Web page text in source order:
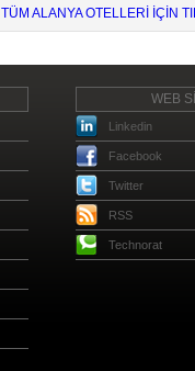
TÜM ALANYA OTELLERI IÇIN
WEB
Linkedin
Facebook
Twitter
RSS
Technorat